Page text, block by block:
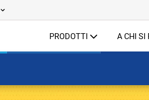
PRODOTTI A CHI SI